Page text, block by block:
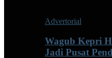
Advertorial
Wagub Kepri
Jadi Pusat